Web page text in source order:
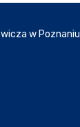
w Poznaniu